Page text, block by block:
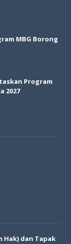
MBG Borong
Program
2027
Hak) dan Tapak